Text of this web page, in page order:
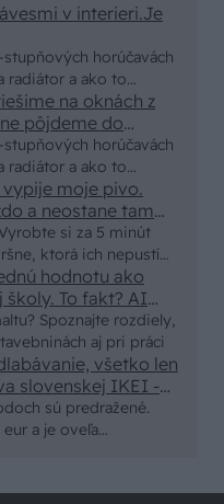
horúčavách
radiátor a ako to
v interieri.Je
horúčavách
radiátor a ako to
na oknách z
pôjdeme do
markízy
idú okolo 100
si za 5 minút
ktorá ich nepustí
moje pivo.
a neostane tam
moc efektivne.
Spoznajte rozdiely,
aj pri práci
hodnotu ako
fakt? AI
schnutia tak 15
A rozdiel
sú predražené.
a je oveľa
všetko len
slovenskej IKEI -
nedal veľa námahy s
No lepšie než